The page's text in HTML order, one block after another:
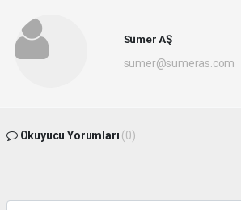
Sümer AŞ
sumer@sumeras.com
Okuyucu Yorumları (0)